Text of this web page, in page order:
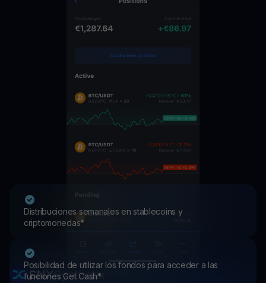
Distribuciones semanales en stablecoins y
criptomonedas*
Posibilidad de utilizar los fondos para acceder a las
funciones Get Cash*
SNXSynthetix